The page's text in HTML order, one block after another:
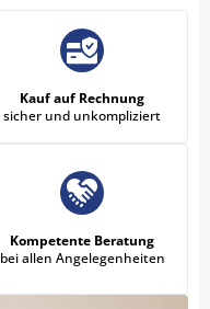
Kauf auf Rechnung
sicher und unkompliziert
Kompetente Beratung
bei allen Angelegenheiten